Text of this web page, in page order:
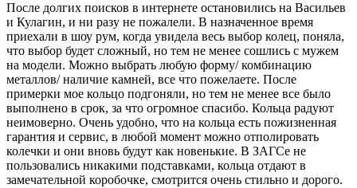
После долгих поисков в интернете остановились на Васильев
и Кулагин, и ни разу не пожалели. В назначенное время
приехали в шоу рум, когда увидела весь выбор колец, поняла,
что выбор будет сложный, но тем не менее сошлись с мужем
на модели. Можно выбрать любую форму/ комбинацию
металлов/ наличие камней, все что пожелаете. После
примерки мое кольцо подгоняли, но тем не менее все было
выполнено в срок, за что огромное спасибо. Кольца радуют
неимоверно. Очень удобно, что на кольца есть пожизненная
гарантия и сервис, в любой момент можно отполировать
колечки и они вновь будут как новенькие. В ЗАГСе не
пользовались никакими подставками, кольца отдают в
замечательной коробочке, смотрится очень стильно и дорого.